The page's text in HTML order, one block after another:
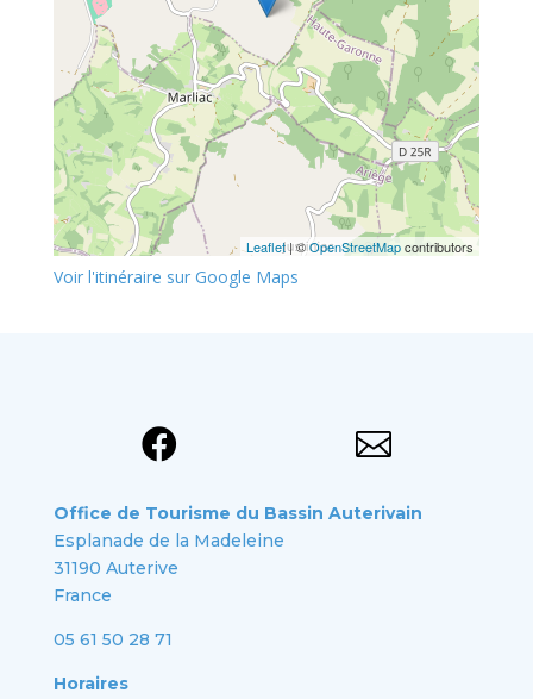
Leaflet| ©OpenStreetMapcontributors
Voir l'itinéraire sur Google Maps
 
Office de Tourisme du Bassin Auterivain
Esplanade de la Madeleine
31190 Auterive
France
05 61 50 28 71
Horaires